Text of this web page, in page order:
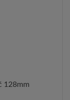
128mm